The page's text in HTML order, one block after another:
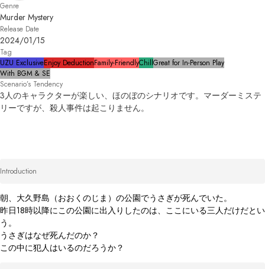
Genre
Murder Mystery
Release Date
2024/01/15
Tag
UZU ExclusiveEnjoy DeductionFamily-FriendlyChillGreat for In-Person Play
With BGM & SE
Scenario’s Tendency
3人のキャラクターが楽しい、ほのぼのシナリオです。マーダーミステ
Introduction
朝、大久野島（おおくのじま）の公園でうさぎが死んでいた。
昨日18時以降にこの公園に出入りしたのは、ここにいる三人だけだとい
う。
うさぎはなぜ死んだのか？
この中に犯人はいるのだろうか？